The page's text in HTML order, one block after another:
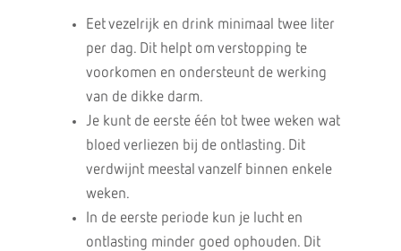
Eet vezelrijk en drink minimaal twee liter
per dag. Dit helpt om verstopping te
voorkomen en ondersteunt de werking
van de dikke darm.
Je kunt de eerste één tot twee weken wat
bloed verliezen bij de ontlasting. Dit
verdwijnt meestal vanzelf binnen enkele
weken.
In de eerste periode kun je lucht en
ontlasting minder goed ophouden. Dit